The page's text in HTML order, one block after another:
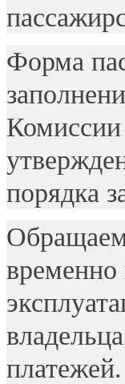
Форма
порядка
временно